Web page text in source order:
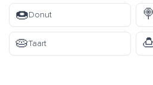
🍩Donut 🍭
🥧Taart